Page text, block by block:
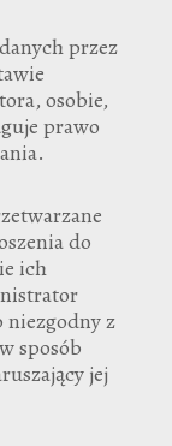
przez
osobie,
prawo
do
ich
niezgodny z
sposób
jej